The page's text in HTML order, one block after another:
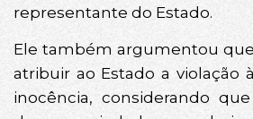
representante do Estado.
Ele também argumentou que
atribuir ao Estado a violação
inocência, considerando